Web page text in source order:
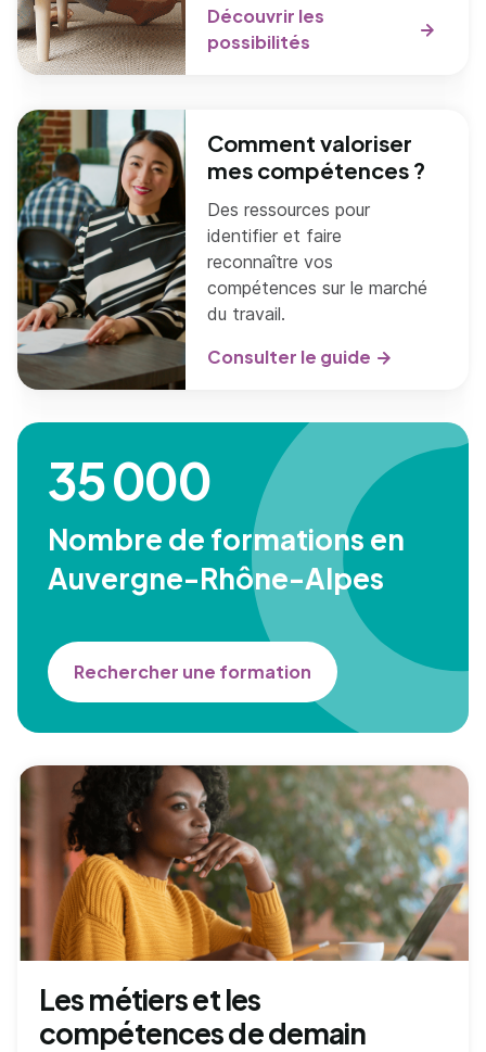
Découvrir les
possibilités
Comment valoriser
mes compétences ?
Des ressources pour
identifier et faire
reconnaître vos
compétences sur le marché
du travail.
Consulter le guide
35 000
Nombre de formations en
Auvergne-Rhône-Alpes
Rechercher une formation
Les métiers et les
compétences de demain